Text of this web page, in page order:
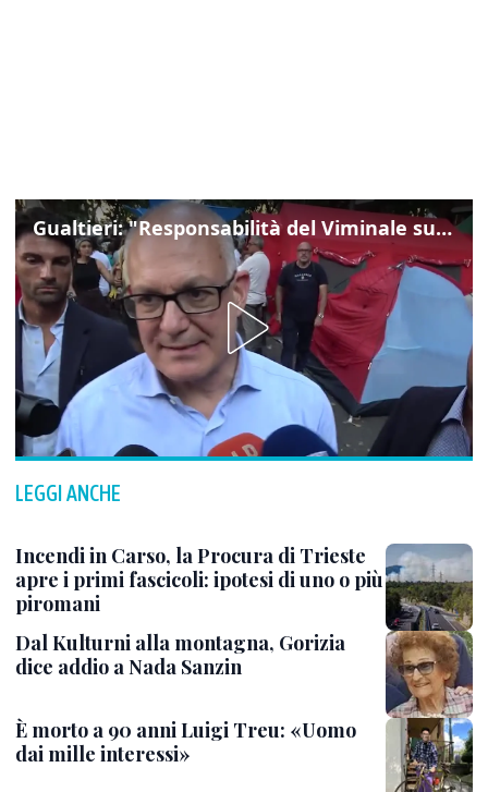
Gualtieri: "Responsabilità del Viminale su Spin Time? La posizione dei partiti è nota"
LEGGI ANCHE
Incendi in Carso, la Procura di Trieste
apre i primi fascicoli: ipotesi di uno o più
piromani
Dal Kulturni alla montagna, Gorizia
dice addio a Nada Sanzin
È morto a 90 anni Luigi Treu: «Uomo
dai mille interessi»